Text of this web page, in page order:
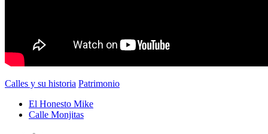
Calles y su historia Patrimonio
El Honesto Mike
Calle Monjitas